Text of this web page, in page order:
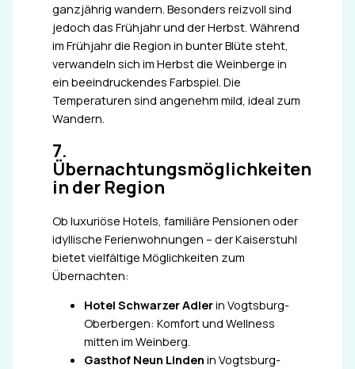
ganzjährig wandern. Besonders reizvoll sind
jedoch das Frühjahr und der Herbst. Während
im Frühjahr die Region in bunter Blüte steht,
verwandeln sich im Herbst die Weinberge in
ein beeindruckendes Farbspiel. Die
Temperaturen sind angenehm mild, ideal zum
Wandern.
7.
Übernachtungsmöglichkeiten
in der Region
Ob luxuriöse Hotels, familiäre Pensionen oder
idyllische Ferienwohnungen – der Kaiserstuhl
bietet vielfältige Möglichkeiten zum
Übernachten:
Hotel Schwarzer Adlerin Vogtsburg-
Oberbergen: Komfort und Wellness
mitten im Weinberg.
Gasthof Neun Linden in Vogtsburg-